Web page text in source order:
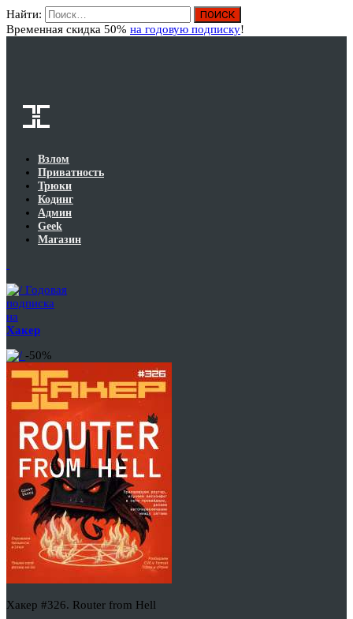
Найти:
Временная скидка 50% на годовую подписку!
Взлом
Приватность
Трюки
Кодинг
Админ
Geek
Магазин
Годовая
подписка
на
Хакер
-50%
Хакер #326. Router from Hell